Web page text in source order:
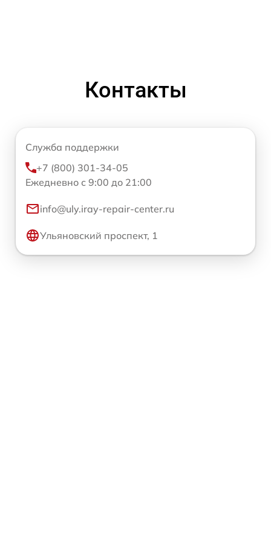
Контакты
Служба поддержки
+7 (800) 301-34-05
Ежедневно с 9:00 до 21:00
info@uly.iray-repair-center.ru
Ульяновский проспект, 1